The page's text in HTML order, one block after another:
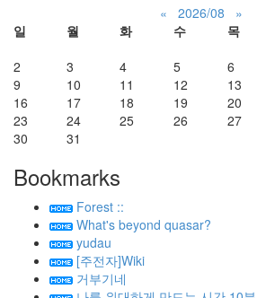
« 2026/08
»
일
월 화 수 목
2
3 4 5 6
9
10 11 12 13
16
17 18 19 20
23
24 25 26 27
30
31
Bookmarks
Forest ::
What's beyond quasar?
yudau
[주전자]Wiki
거부기네